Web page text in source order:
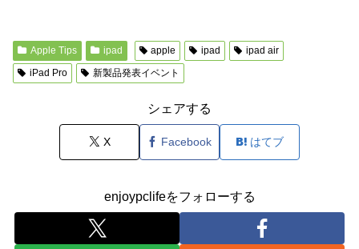
Apple Tips ipad apple ipad
ipad air
iPad Pro
新製品発表イベント
シェアする
X Facebook はてブ
enjoypclifeをフォローする